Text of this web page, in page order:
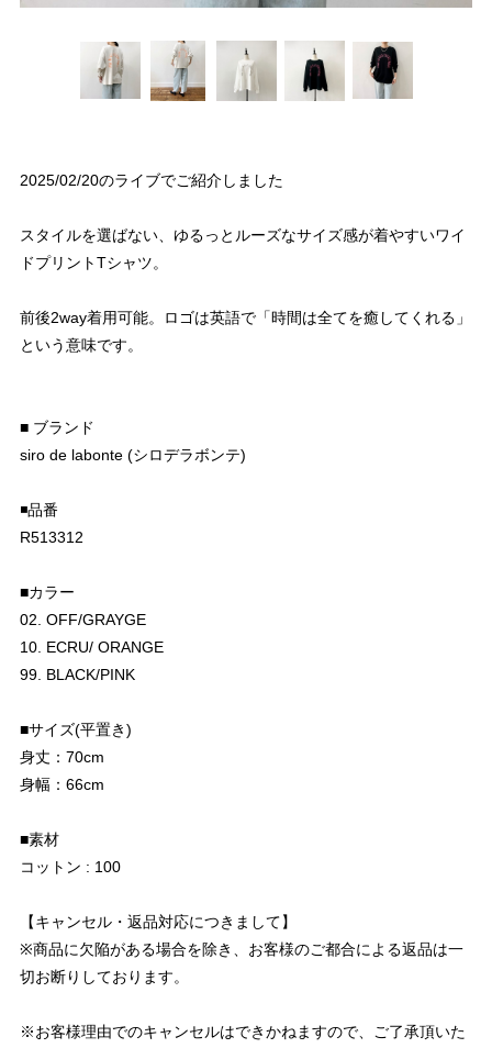
2025/02/20のライブでご紹介しました
スタイルを選ばない、ゆるっとルーズなサイズ感が着やすいワイ
ドプリントTシャツ。
前後2way着用可能。ロゴは英語で「時間は全てを癒してくれる」
という意味です。
■ ブランド
siro de labonte (シロデラボンテ)
◾️品番
R513312
■カラー
02. OFF/GRAYGE
10. ECRU/ ORANGE
99. BLACK/PINK
■サイズ(平置き)
身丈：70cm
身幅：66cm
■素材
コットン : 100
【キャンセル・返品対応につきまして】
※商品に欠陥がある場合を除き、お客様のご都合による返品は一
切お断りしております。
※お客様理由でのキャンセルはできかねますので、ご了承頂いた